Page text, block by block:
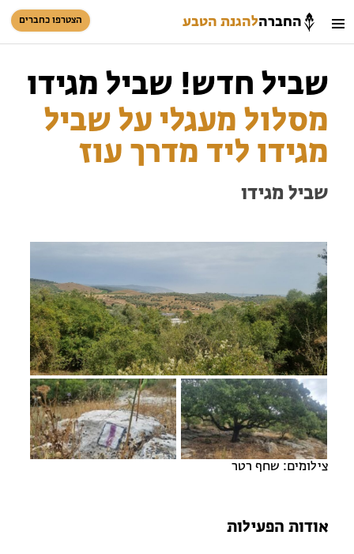
החברהלהגנת הטבע הצטרפו כחברים
חיפוש כניסת חברים
סל קניות
הזמינו פעילויות וטיולים מודרכים
הזמינו פעילויות וטיולים מודרכים
בתי ספר שדה
טיולים למבוגרים: ארץ אהבתי
מחנות קיץ
המגזין – כל מה שקורה בטבע
מחנות קיץ
חופשות בבתי ספר שדה
ארץ אהבתי – קבוצות טיולים למבוגרים
שביל חדש! שביל מגידו
מסלול מעגלי על שביל
מגידו ליד מדרך עוז
שביל מגידו
צילומים: שחף רטר
אודות הפעילות